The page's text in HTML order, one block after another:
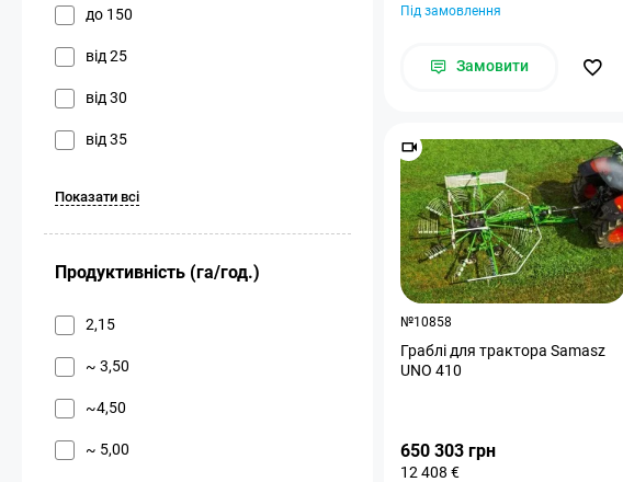
до 150
від 25
від 30
від 35
Показати всі
Продуктивність (га/год.)
2,15
~ 3,50
~4,50
~ 5,00
Під замовлення
Замовити
№10858
Граблі для трактора Samasz
UNO 410
650 303 грн
12 408 €